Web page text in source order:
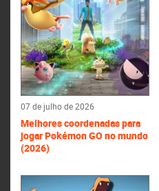
07 de julho de 2026
Melhores coordenadas para
jogar Pokémon GO no mundo
(2026)